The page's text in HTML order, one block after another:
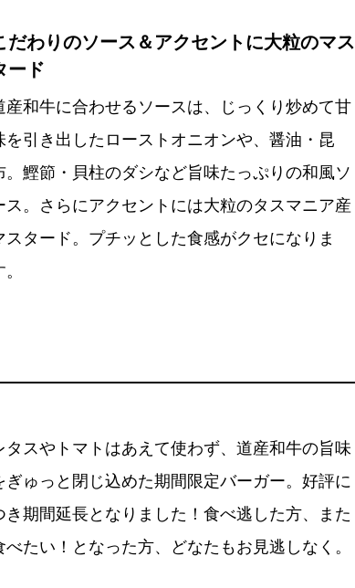
だわりのソース＆アクセントに大粒のマス
ード
産和牛に合わせるソースは、じっくり炒めて甘
を引き出したローストオニオンや、醤油・昆
。鰹節・貝柱のダシなど旨味たっぷりの和風ソ
ス。さらにアクセントには大粒のタスマニア産
スタード。プチッとした食感がクセになりま
タスやトマトはあえて使わず、道産和牛の旨味
ぎゅっと閉じ込めた期間限定バーガー。好評に
き期間延長となりました！食べ逃した方、また
べたい！となった方、どなたもお見逃しなく。